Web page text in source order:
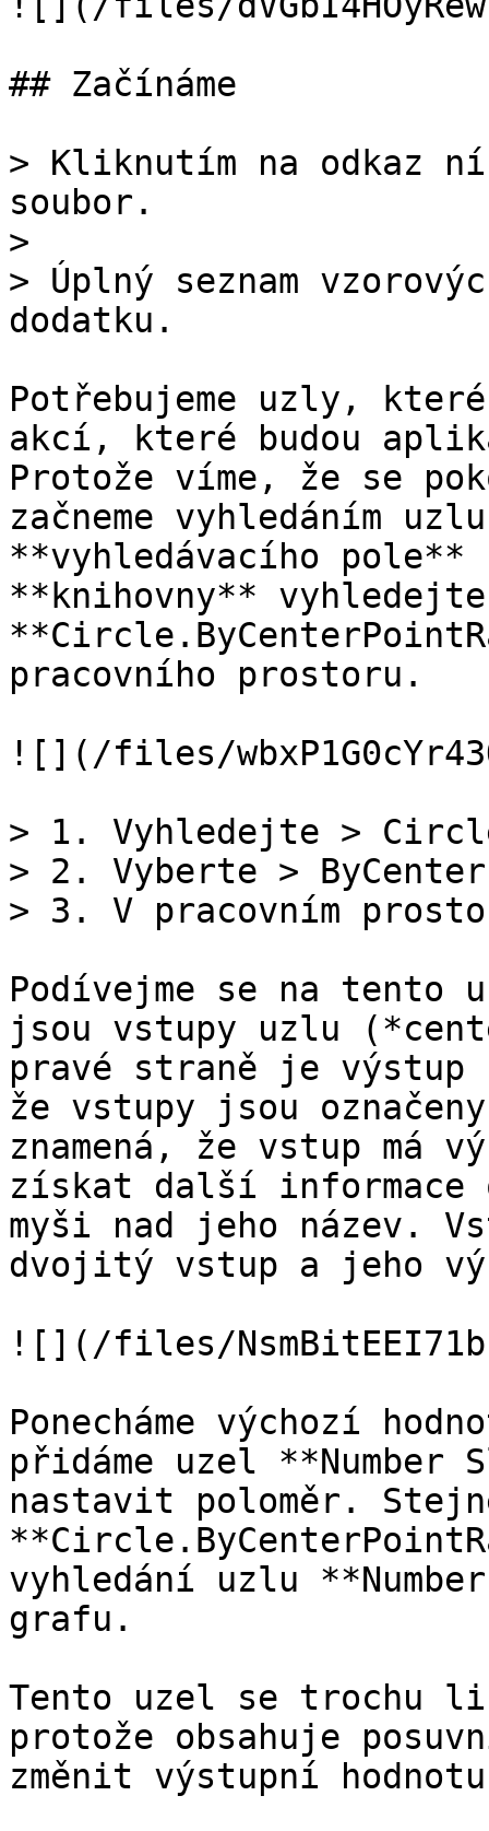
## Začínáme
> Kliknutím na odkaz
soubor.
>
> Úplný seznam
dodatku.
Potřebujeme uzly,
akcí, které budou
Protože víme, že se
začneme vyhledáním
**vyhledávacího pole**
**knihovny**
pracovního prostoru.
![](/files/
> 1. Vyhledejte >
> 2. Vyberte >
> 3. V pracovním
Podívejme se na
jsou vstupy uzlu
pravé straně je
že vstupy jsou
znamená, že vstup má
získat další informace
myši nad jeho název.
dvojitý vstup a jeho
![](/files/
Ponecháme výchozí
přidáme uzel **Number
nastavit poloměr.
vyhledání uzlu
grafu.
Tento uzel se trochu
protože obsahuje
změnit výstupní